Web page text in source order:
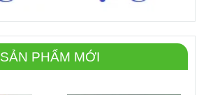
SẢN PHẨM MỚI